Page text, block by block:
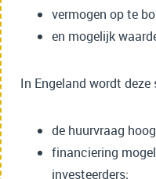
vermogen op te
en mogelijk
In Engeland wordt
de huurvraag
financiering
investeerders;